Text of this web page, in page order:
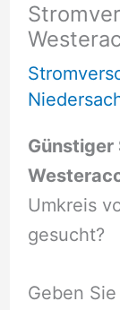
Günstiger
Umkreis
gesucht?
Geben